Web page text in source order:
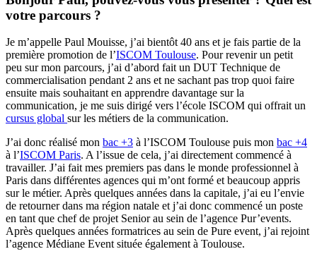
votre parcours ?
Je m’appelle Paul Mouisse, j’ai bientôt 40 ans et je fais partie de la
première promotion de l’ISCOM Toulouse. Pour revenir un petit
peu sur mon parcours, j’ai d’abord fait un DUT Technique de
commercialisation pendant 2 ans et ne sachant pas trop quoi faire
ensuite mais souhaitant en apprendre davantage sur la
communication, je me suis dirigé vers l’école ISCOM qui offrait un
cursus global sur les métiers de la communication.
J’ai donc réalisé mon bac +3 à l’ISCOM Toulouse puis mon bac +4
à l’ISCOM Paris. A l’issue de cela, j’ai directement commencé à
travailler. J’ai fait mes premiers pas dans le monde professionnel à
Paris dans différentes agences qui m’ont formé et beaucoup appris
sur le métier. Après quelques années dans la capitale, j’ai eu l’envie
de retourner dans ma région natale et j’ai donc commencé un poste
en tant que chef de projet Senior au sein de l’agence Pur’events.
Après quelques années formatrices au sein de Pure event, j’ai rejoint
l’agence Médiane Event située également à Toulouse.